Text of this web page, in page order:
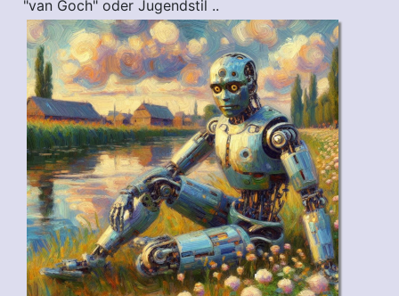
"van Goch" oder Jugendstil ..